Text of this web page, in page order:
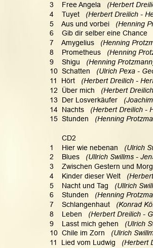
3    Free Angela (Herbert
4    Tuyet
(Herbert Dreilich -
5    Aus und vorbei
(Henning
6    Gib dir selber eine Chance
7    Amygelius (Henning
8    Prometheus
(Henning
9    Shigu
(Henning
10  Schatten (Ulrich Pexa -
11  Hört (Herbert Dreilich -
12  Über mich
(Herbert
13  Der Losverkäufer
14  Nachts
(Herbert Dreilich -
15  Stunden
(Henning
      CD2
1    Hier wie nebenan
(Ulrich
2    Blues
(Ullrich Swillms -
3    Zwischen Gestern und
4    Kinder dieser Welt
5    Nacht und Tag (Ullrich
6    Stunden
(Henning
7    Schlangenhaut (Konrad
8    Leben (Herbert Dreilich -
9    Lasst mich gehen
(Ulrich
10  Chile im Zorn
(Ulrich
11  Lied vom Ludwig (Herbert